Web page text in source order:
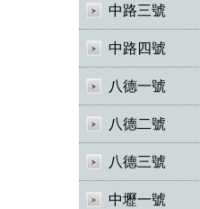
中路三號
中路四號
八德一號
八德二號
八德三號
中壢一號